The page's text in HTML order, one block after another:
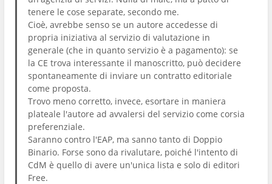
tenere le cose separate, secondo me.
Cioè, avrebbe senso se un autore accedesse di
propria iniziativa al servizio di valutazione in
generale (che in quanto servizio è a pagamento): se
la CE trova interessante il manoscritto, può decidere
spontaneamente di inviare un contratto editoriale
come proposta.
Trovo meno corretto, invece, esortare in maniera
plateale l'autore ad avvalersi del servizio come corsia
preferenziale.
Saranno contro l'EAP, ma sanno tanto di Doppio
Binario. Forse sono da rivalutare, poiché l'intento di
CdM è quello di avere un'unica lista e solo di editori
Free.